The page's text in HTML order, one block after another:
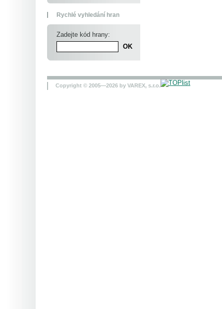
Rychlé vyhledání hran
Zadejte kód hrany:
Copyright © 2005—2026 by VAREX, s.r.o.